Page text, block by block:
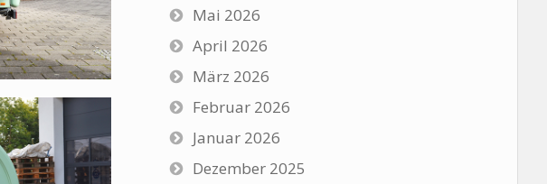
Mai 2026
April 2026
März 2026
Februar 2026
Januar 2026
Dezember 2025